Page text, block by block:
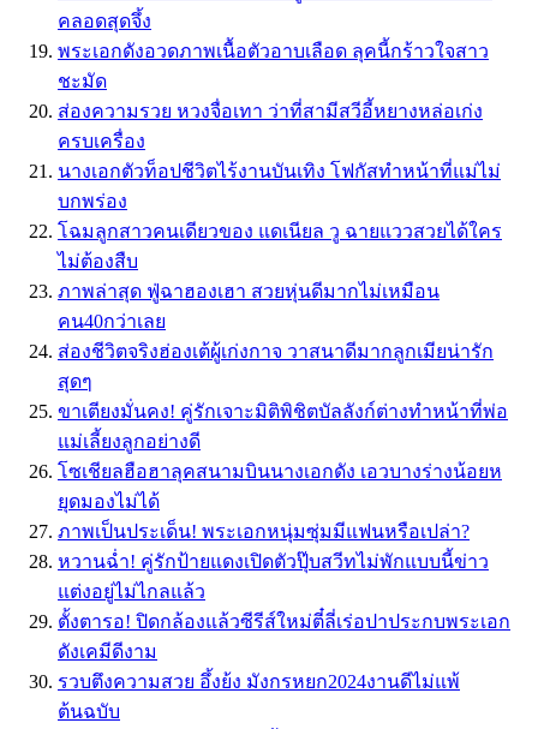
คลอดสุดจึ้ง
พระเอกดังอวดภาพเนื้อตัวอาบเลือด ลุคนี้กร้าวใจสาว
ชะมัด
ส่องความรวย หวงจื่อเทา ว่าที่สามีสวีอี้หยางหล่อเก่ง
ครบเครื่อง
นางเอกตัวท็อปชีวิตไร้งานบันเทิง โฟกัสทำหน้าที่แม่ไม่
บกพร่อง
โฉมลูกสาวคนเดียวของ แดเนียล วู ฉายแววสวยได้ใคร
ไม่ต้องสืบ
ภาพล่าสุด ฟู่ฉาฮองเฮา สวยหุ่นดีมากไม่เหมือน
คน40กว่าเลย
ส่องชีวิตจริงฮ่องเต้ผู้เก่งกาจ วาสนาดีมากลูกเมียน่ารัก
สุดๆ
ขาเตียงมั่นคง! คู่รักเจาะมิติพิชิตบัลลังก์​ต่างทำหน้าที่พ่อ
แม่เลี้ยงลูกอย่างดี
โซเชียลฮือฮาลุคสนามบินนางเอกดัง เอวบางร่างน้อยห
ยุดมองไม่ได้
ภาพเป็นประเด็น! พระเอกหนุ่มซุ่มมีแฟนหรือเปล่า?
หวานฉ่ำ! คู่รักป้ายแดงเปิดตัวปุ๊บสวีทไม่พักแบบนี้ข่าว
แต่งอยู่ไม่ไกลแล้ว
ตั้งตารอ! ปิดกล้องแล้วซีรีส์ใหม่ตี๋ลี่เร่อปาประกบพระเอก
ดังเคมีดีงาม
รวบตึงความสวย อึ้งย้ง มังกรหยก2024งานดีไม่แพ้
ต้นฉบับ